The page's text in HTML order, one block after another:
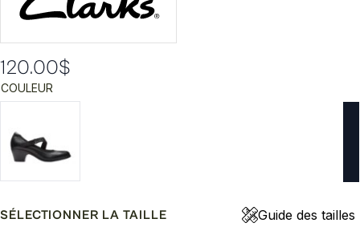
120.00$
COULEUR
SÉLECTIONNER LA TAILLE Guide des tailles